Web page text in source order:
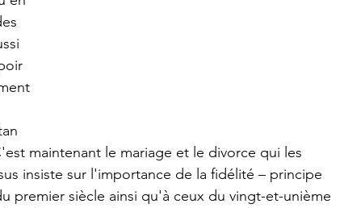
maintenant le mariage et le divorce qui les
insiste sur l'importance de la fidélité – principe
premier siècle ainsi qu'à ceux du vingt-et-unième